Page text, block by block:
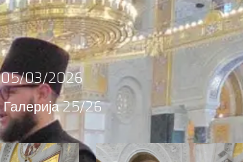
05/03/2026
Галерија 25/26